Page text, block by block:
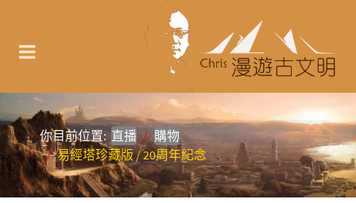
你目前位置:直播
購物
易經塔珍藏版 / 20周年紀念